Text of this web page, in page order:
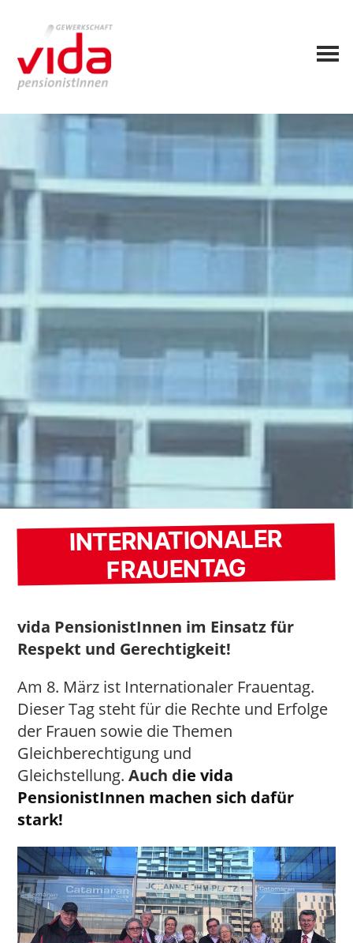
INTERNATIONALER
FRAUENTAG
vida PensionistInnen im Einsatz für
Respekt und Gerechtigkeit!
Am 8. März ist Internationaler Frauentag.
Dieser Tag steht für die Rechte und Erfolge
der Frauen sowie die Themen
Gleichberechtigung und
Gleichstellung.Auch die vida
PensionistInnen machen sich dafür
stark!